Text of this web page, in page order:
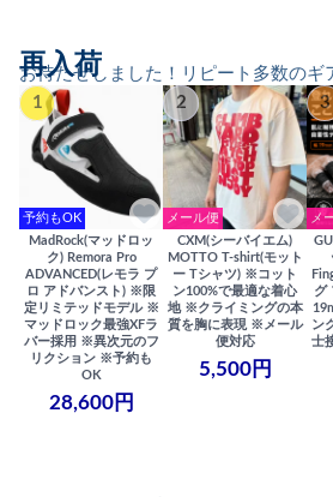
お待たせしました！リピート多数のギ
再入荷
1
予約もOK
MadRock(マッドロッ
ク) Remora Pro
ADVANCED(レモラ プ
ロ アドバンスト) ※限
定リミテッドモデル ※
マッドロック最強XFラ
バー採用 ※異次元のフ
リクション ※予約も
OK
28,600円
2
メール便
CXM(シーバイエム)
MOTTO T-shirt(モット
ー Tシャツ) ※コット
ン100%で最適な着心
地 ※クライミングの本
質を胸に表現 ※メール
便対応
5,500円
3
メ
グ
ン
士